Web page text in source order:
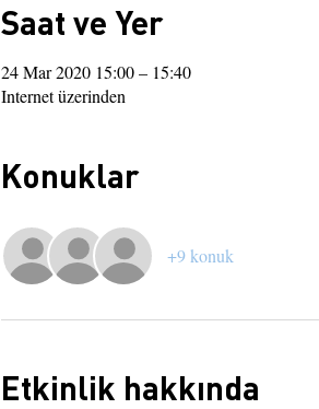
Saat ve Yer
24 Mar 2020 15:00 – 15:40
Internet üzerinden
Konuklar
+9 konuk
Etkinlik hakkında